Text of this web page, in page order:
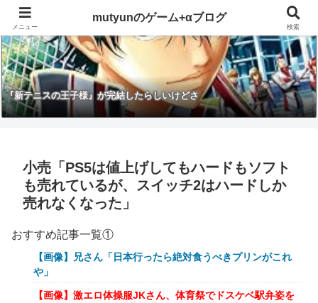
『新テニスの王子様』が完結したらしいけどさ
小売「PS5は値上げしてもハードもソフト
も売れているが、スイッチ2はハードしか
売れなくなった」
おすすめ記事一覧①
【画像】兄さん「日本行ったら絶対食うべきプリンがこれ
や」
【画像】激エロ体操服JKさん、体育祭でドスケベ駅弁姿を
メニュー
mutyunのゲーム+αブログ
検索